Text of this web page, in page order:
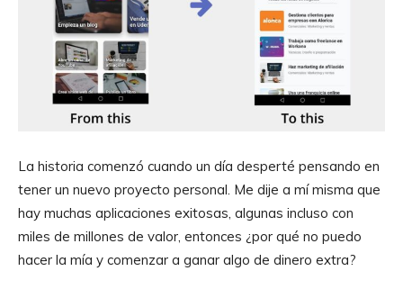
La historia comenzó cuando un día desperté pensando en
tener un nuevo proyecto personal. Me dije a mí misma que
hay muchas aplicaciones exitosas, algunas incluso con
miles de millones de valor, entonces ¿por qué no puedo
hacer la mía y comenzar a ganar algo de dinero extra?